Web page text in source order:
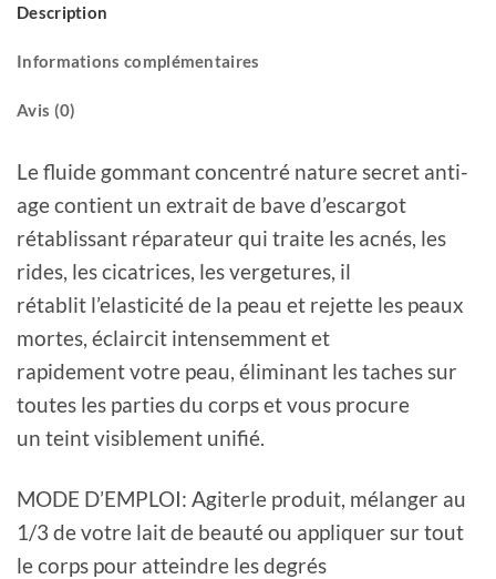
Description
Informations complémentaires
Avis (0)
Le fluide gommant concentré nature secret anti-
age contient un extrait de bave d’escargot
rétablissant réparateur qui traite les acnés, les
rides, les cicatrices, les vergetures, il
rétablit l’elasticité de la peau et rejette les peaux
mortes, éclaircit intensemment et
rapidement votre peau, éliminant les taches sur
toutes les parties du corps et vous procure
un teint visiblement unifié.
MODE D’EMPLOI: Agiterle produit, mélanger au
1/3 de votre lait de beauté ou appliquer sur tout
le corps pour atteindre les degrés